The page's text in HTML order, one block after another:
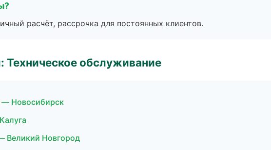
расчёт, рассрочка для постоянных клиентов.
обслуживание
— Новосибирск
Великий Новгород